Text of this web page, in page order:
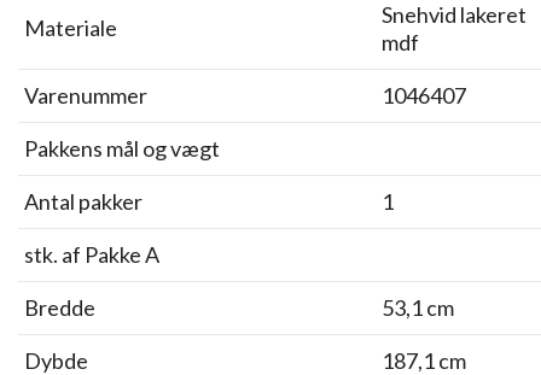
Materiale
Snehvid lakeret
mdf
Varenummer
1046407
Pakkens mål og vægt
Antal pakker
1
stk. af Pakke A
Bredde
53,1 cm
Dybde
187,1 cm